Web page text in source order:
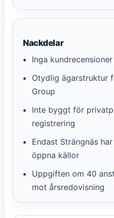
Nackdelar
Inga
Otydlig ägarstruktur
Group
Inte byggt för
registrering
Endast Strängnäs
öppna källor
Uppgiften om 40
mot årsredovisning